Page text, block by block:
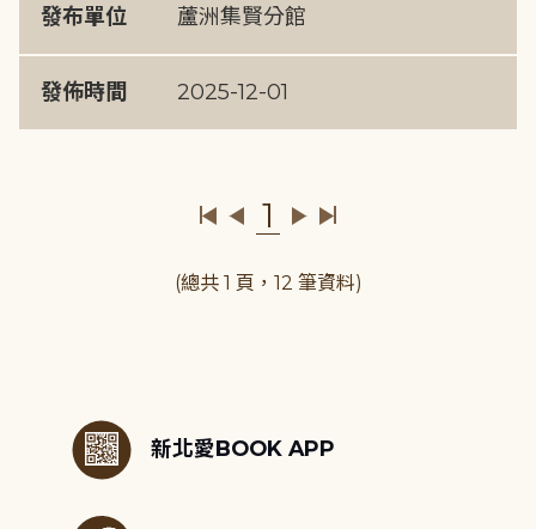
發布單位 蘆洲集賢分館
發佈時間 2025-12-01
1
(總共 1 頁，12 筆資料)
新北愛BOOK APP